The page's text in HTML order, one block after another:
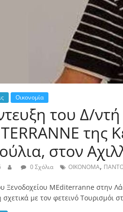
Οικονομία
του Δ/
στον
0 Σχόλια ΟΙΚΟΝΟΜΑ,
Ξενοδοχείου MEditerranne στην
σχετικά με τον φετεινό Τουρισμόι